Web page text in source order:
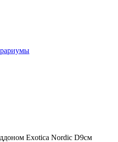
Exotica Nordic D9см